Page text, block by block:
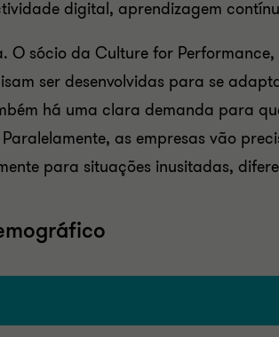
digital, aprendizagem
sócio da Culture for
ser desenvolvidas para se
há uma clara demanda para
as empresas vão
para situações inusitadas,